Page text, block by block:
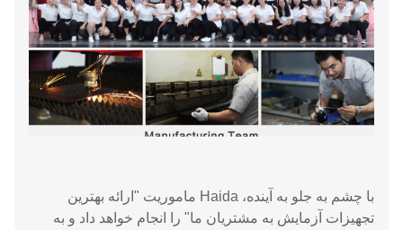
با چشم به جلو به آینده، Haida ماموریت "ارائه بهترین
تجهیزات آزمایش به مشتریان ما" را انجام خواهد داد و به